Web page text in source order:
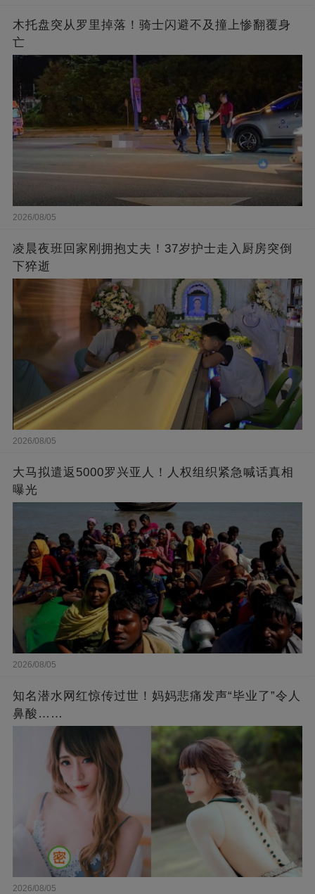
木托盘突从罗里掉落！骑士闪避不及撞上惨翻覆身
亡
2026/08/05
凌晨夜班回家刚拥抱丈夫！37岁护士走入厨房突倒
下猝逝
2026/08/05
大马拟遣返5000罗兴亚人！人权组织紧急喊话真相
曝光
2026/08/05
知名潜水网红惊传过世！妈妈悲痛发声“毕业了”令人
鼻酸……
2026/08/05